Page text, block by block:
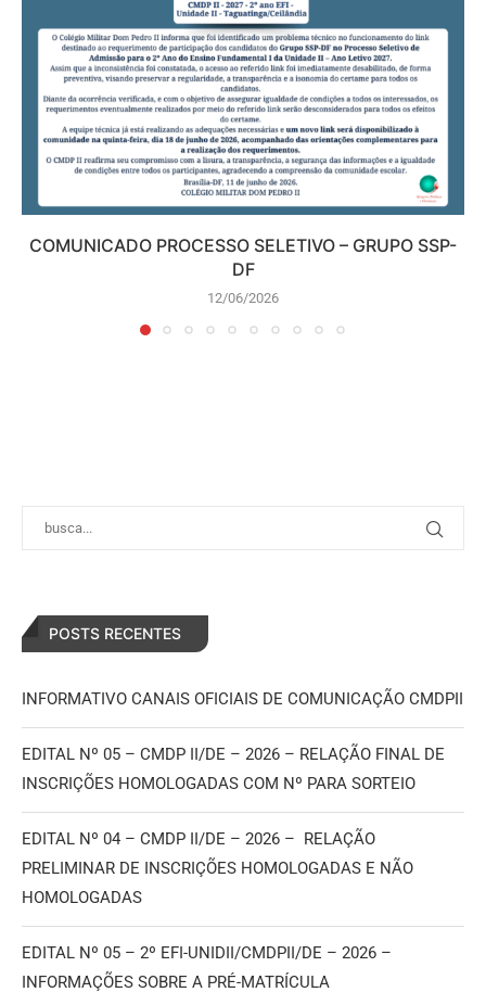
COMUNICADO PROCESSO SELETIVO – GRUPO SSP-
DF
12/06/2026
POSTS RECENTES
INFORMATIVO CANAIS OFICIAIS DE COMUNICAÇÃO CMDPII
EDITAL Nº 05 – CMDP II/DE – 2026 – RELAÇÃO FINAL DE
INSCRIÇÕES HOMOLOGADAS COM Nº PARA SORTEIO
EDITAL Nº 04 – CMDP II/DE – 2026 – RELAÇÃO
PRELIMINAR DE INSCRIÇÕES HOMOLOGADAS E NÃO
HOMOLOGADAS
EDITAL Nº 05 – 2º EFI-UNIDII/CMDPII/DE – 2026 –
INFORMAÇÕES SOBRE A PRÉ-MATRÍCULA